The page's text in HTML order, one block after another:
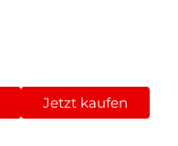
Jetzt kaufen